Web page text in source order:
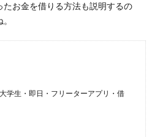
お金を借りる方法も説明するの
学生・即日・フリーターアプリ・借